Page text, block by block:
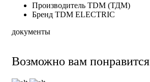
Производитель TDM (ТДМ)
Бренд TDM ELECTRIC
документы
Возможно вам понравится